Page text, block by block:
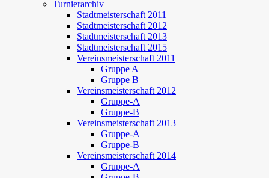
Turnierarchiv
Stadtmeisterschaft 2011
Stadtmeisterschaft 2012
Stadtmeisterschaft 2013
Stadtmeisterschaft 2015
Vereinsmeisterschaft 2011
Gruppe A
Gruppe B
Vereinsmeisterschaft 2012
Gruppe-A
Gruppe-B
Vereinsmeisterschaft 2013
Gruppe-A
Gruppe-B
Vereinsmeisterschaft 2014
Gruppe-A